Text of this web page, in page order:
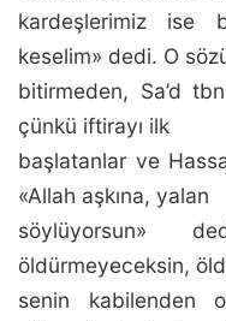
kardeşle­rimiz ise
keselim» dedi. O
bitirmeden, Sa’d
çünkü iftirayı ilk
başlatanlar ve
«Allah aşkına, yalan
söylüyorsun»
öldürmeyeceksin,
senin kabilenden